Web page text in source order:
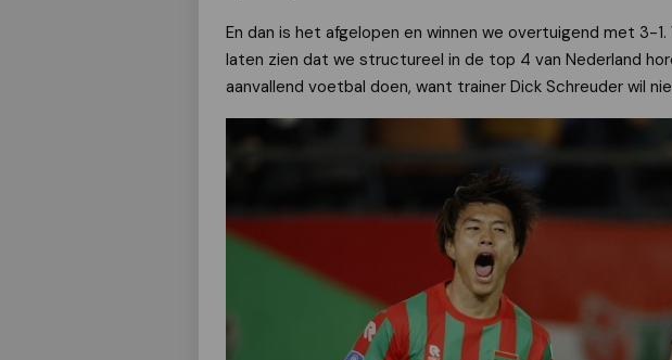
En dan is het afgelopen en winnen we overtuigend met 3-
laten zien dat we structureel in de top 4 van Nederland
aanvallend voetbal doen, want trainer Dick Schreuder wil